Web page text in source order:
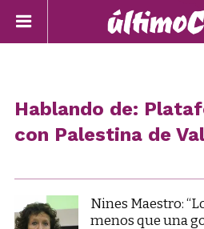
Hablando de:
con Palestina de
Nines Maestro:
menos que una